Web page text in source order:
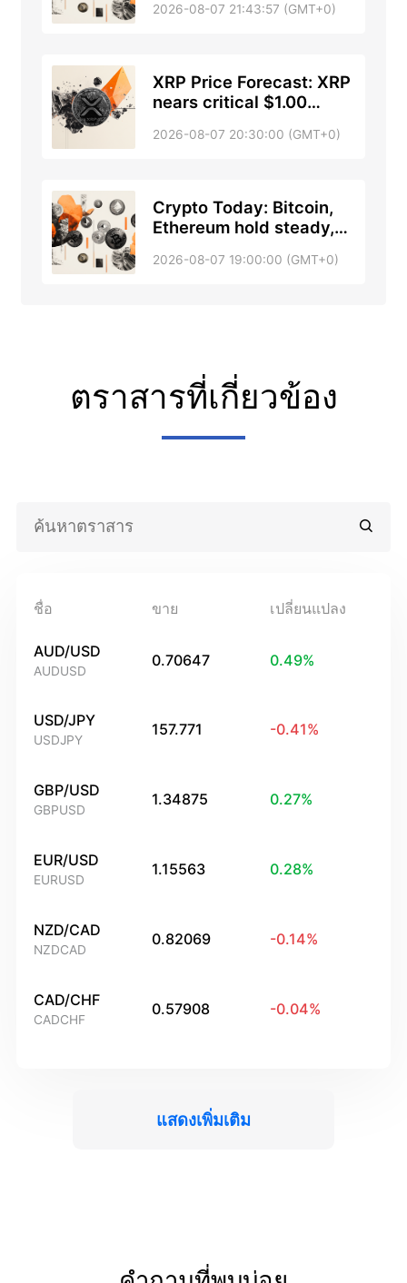
stabilize after sell-off
2026-08-07 21:43:57 (GMT+0)
XRP Price Forecast: XRP
nears critical $1.00
2026-08-07 20:30:00 (GMT+0)
Crypto Today: Bitcoin,
Ethereum hold steady,
amid easing geopolitical
2026-08-07 19:00:00 (GMT+0)
ตราสารที่เกี่ยวข้อง
ชื่อ ขาย เปลี่ยนแปลง
AUD/USD
AUDUSD
0.70647 0.49%
USD/JPY
USDJPY
157.771 -0.41%
GBP/USD
GBPUSD
1.34875 0.27%
EUR/USD
EURUSD
1.15563 0.28%
NZD/CAD
NZDCAD
0.82069 -0.14%
CAD/CHF
CADCHF
0.57908 -0.04%
แสดงเพิ่มเติม